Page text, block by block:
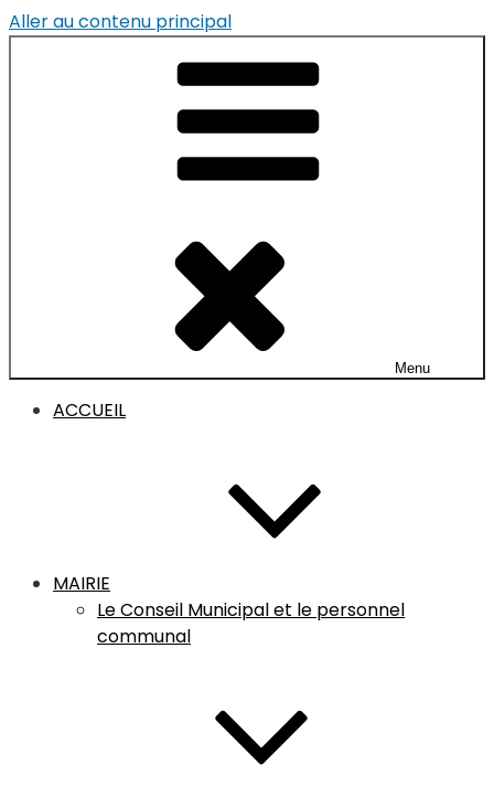
Aller au contenu principal
Menu
ACCUEIL
MAIRIE
Le Conseil Municipal et le personnel
communal